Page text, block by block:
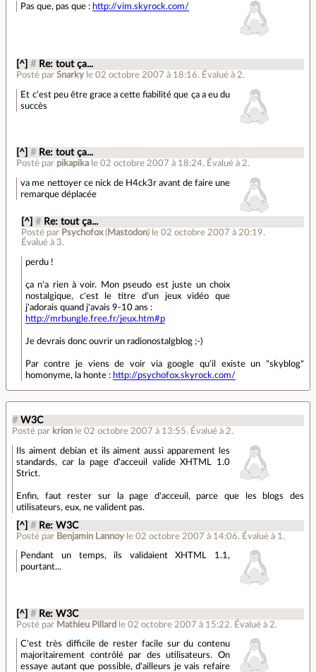
Pas que, pas que : http://vim.skyrock.com/
[^] # Re: tout ça...
Posté parSnarky le 02 octobre 2007 à 18:16. Évalué à 2.
Et c'est peu être grace a cette fiabilité que ça a eu du
succès
[^] # Re: tout ça...
Posté par pikapika le 02 octobre 2007 à 18:24. Évalué à 2.
va me nettoyer ce nick de H4ck3r avant de faire une
remarque déplacée
[^] # Re: tout ça...
Posté par Psychofox(Mastodon) le 02 octobre 2007 à 20:19.
Évalué à 3.
perdu !
ça n'a rien à voir. Mon pseudo est juste un choix
nostalgique, c'est le titre d'un jeux vidéo que
j'adorais quand j'avais 9-10 ans :
http://mrbungle.free.fr/jeux.htm#p
Je devrais donc ouvrir un radionostalgblog ;-)
Par contre je viens de voir via google qu'il existe un "skyblog"
homonyme, la honte : http://psychofox.skyrock.com/
# W3C
Posté par krion le 02 octobre 2007 à 13:55. Évalué à 2.
Ils aiment debian et ils aiment aussi apparement les
standards, car la page d'acceuil valide XHTML 1.0
Strict.
Enfin, faut rester sur la page d'acceuil, parce que les blogs des
utilisateurs, eux, ne valident pas.
[^] # Re: W3C
Posté par Benjamin Lannoy le 02 octobre 2007 à 14:06. Évalué à 1 .
Pendant un temps, ils validaient XHTML 1.1,
pourtant...
[^] # Re: W3C
Posté par Mathieu Pillard le 02 octobre 2007 à 15:22. Évalué à 2.
C'est très difficile de rester facile sur du contenu
majoritairement contrôlé par des utilisateurs. On
essaye autant que possible, d'ailleurs je vais refaire